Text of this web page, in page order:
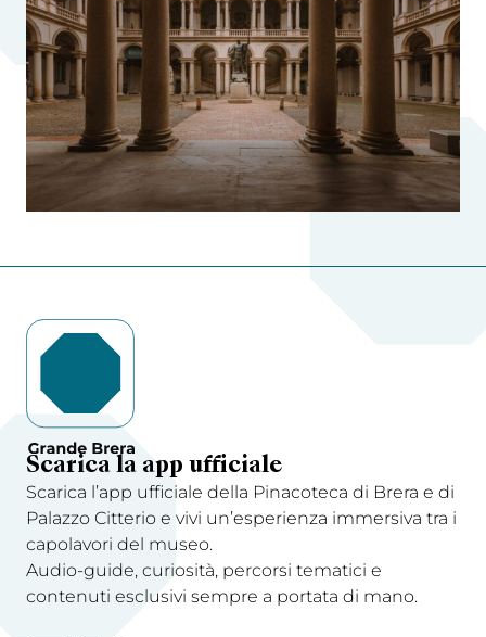
Scarica la app ufficiale
Scarica l’app ufficiale della Pinacoteca di Brera e di
Palazzo Citterio e vivi un’esperienza immersiva tra i
capolavori del museo.
Audio-guide, curiosità, percorsi tematici e
contenuti esclusivi sempre a portata di mano.